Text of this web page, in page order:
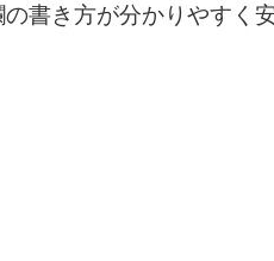
書き方が分かりやすく